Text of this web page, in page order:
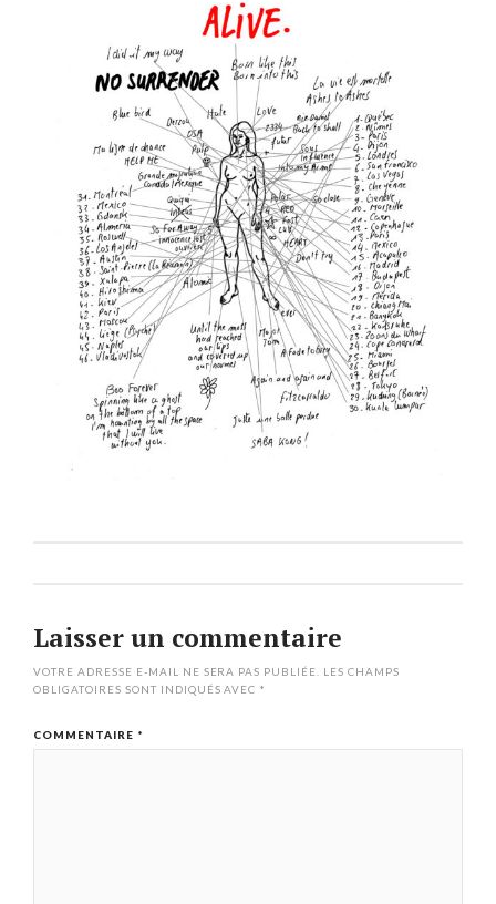
Laisser un commentaire
VOTRE ADRESSE E-MAIL NE SERA PAS PUBLIÉE. LES CHAMPS
OBLIGATOIRES SONT INDIQUÉS AVEC *
COMMENTAIRE *